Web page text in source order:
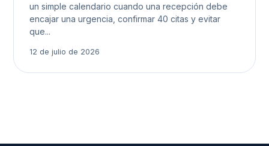
un simple calendario cuando una recepción debe
encajar una urgencia, confirmar 40 citas y evitar
que...
12 de julio de 2026